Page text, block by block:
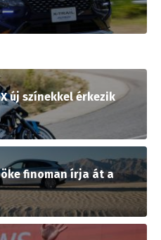
új színekkel érkezik
finoman írja át a